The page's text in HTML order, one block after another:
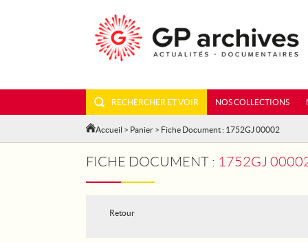
RECHERCHER ET VOIR NOS COLLECTIONS
Accueil > Panier > Fiche Document : 1752GJ 00002
FICHE DOCUMENT : 1752GJ 00002 - PARIS,
Retour